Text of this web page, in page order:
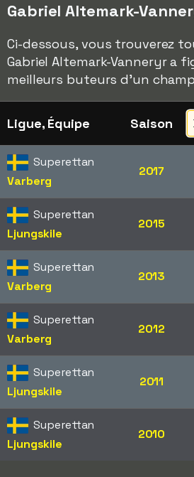
Gabriel Altemark-
Ci-dessous, vous trouverez
Gabriel Altemark-Vanneryr a
meilleurs buteurs d'un
Ligue, Équipe Saison
Superettan
Varberg
2017
Superettan
Ljungskile
2015
Superettan
Varberg
2013
Superettan
Varberg
2012
Superettan
Ljungskile
2011
Superettan
Ljungskile
2010